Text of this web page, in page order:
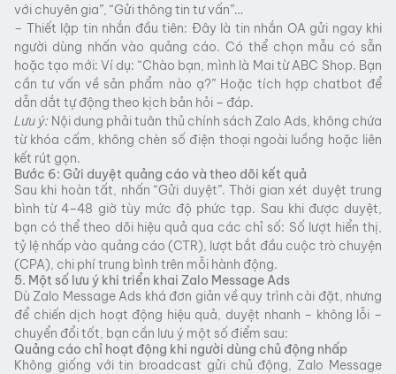
với chuyên gia”, “Gửi thông tin tư vấn”…
– Thiết lập tin nhắn đầu tiên: Đây là tin nhắn OA gửi ngay khi
người dùng nhấn vào quảng cáo. Có thể chọn mẫu có sẵn
hoặc tạo mới: Ví dụ: “Chào bạn, mình là Mai từ ABC Shop. Bạn
cần tư vấn về sản phẩm nào ạ?” Hoặc tích hợp chatbot để
dẫn dắt tự động theo kịch bản hỏi – đáp.
Lưu ý: Nội dung phải tuân thủ chính sách Zalo Ads, không chứa
từ khóa cấm, không chèn số điện thoại ngoài luồng hoặc liên
kết rút gọn.
Bước 6: Gửi duyệt quảng cáo và theo dõi kết quả
Sau khi hoàn tất, nhấn “Gửi duyệt”. Thời gian xét duyệt trung
bình từ 4–48 giờ tùy mức độ phức tạp. Sau khi được duyệt,
bạn có thể theo dõi hiệu quả qua các chỉ số: Số lượt hiển thị,
tỷ lệ nhấp vào quảng cáo (CTR), lượt bắt đầu cuộc trò chuyện
(CPA), chi phí trung bình trên mỗi hành động.
5. Một số lưu ý khi triển khai Zalo Message Ads
Dù Zalo Message Ads khá đơn giản về quy trình cài đặt, nhưng
để chiến dịch hoạt động hiệu quả, duyệt nhanh – không lỗi –
chuyển đổi tốt, bạn cần lưu ý một số điểm sau:
Quảng cáo chỉ hoạt động khi người dùng chủ động nhấp
Không giống với tin broadcast gửi chủ động, Zalo Message